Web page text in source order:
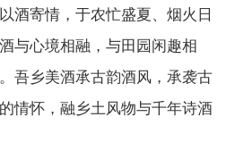
酒寄情，于农忙盛夏、烟火日
与心境相融，与田园闲趣相
吾乡美酒承古韵酒风，承袭古
情怀，融乡土风物与千年诗酒